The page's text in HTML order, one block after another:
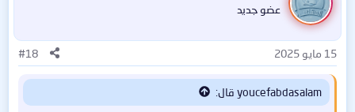
عضو جديد
15 مايو 2025 #18
youcefabdasalam قال: